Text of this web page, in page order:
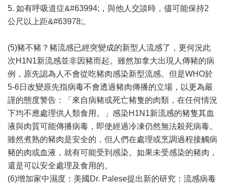
5. 如有呼吸道症&#63994;，與他人交談時，儘可能保持2
公尺以上距&#63978;。
(5)豬不豬？豬流感已經突變成的新型人流感了，更何況此
次H1N1新流感並非因豬而起。雖然加拿大出現人傳豬的病
例，原先認為人不會從吃豬肉感染新型流感。但是WHO於
5-6日改變原先指病毒不會透過豬肉傳播的立場，以更為嚴
謹的態度警告：「來自病豬或死亡豬隻的肉類，在任何情況
下均不應處理供人類食用。」感染H1N1新流感的豬隻其血
液與肉質可能傳播病毒，即使經過冷凍仍然無法殺死病毒。
雖然煮熟的豬肉是安全的，但人們在處理或烹調過程接觸病
豬的肉或血液，就有可能受到感染。如果未受感染的豬肉，
還是可以安全處理及食用的。
(6)增加家中濕度：美國Dr. Palese提出新的研究：流感病毒